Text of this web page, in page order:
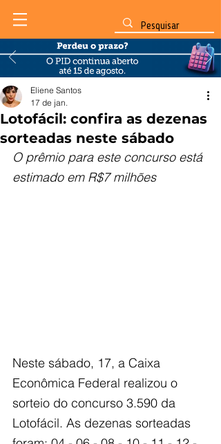
Lotofácil: confira as dezenas
sorteadas neste sábado
Eliene Santos
17 de jan.
O prêmio para este concurso está
estimado em R$7 milhões
Neste sábado, 17, a Caixa
Econômica Federal realizou o
sorteio do concurso 3.590 da
Lotofácil. As dezenas sorteadas